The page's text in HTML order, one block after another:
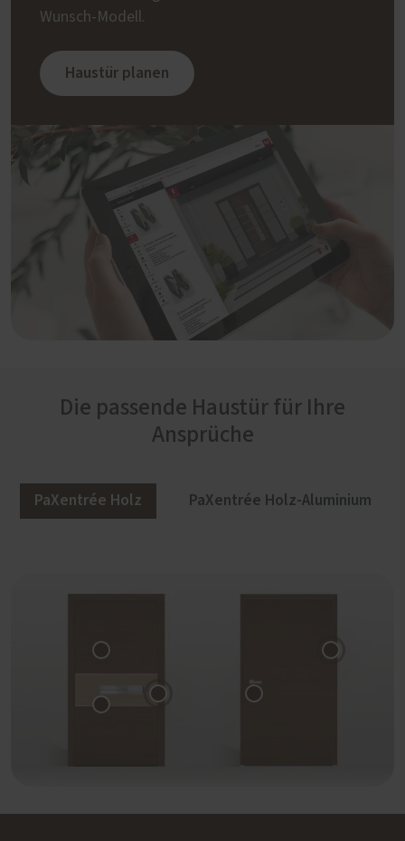
Wunsch-Modell.
Haustür planen
Die passende Haustür für Ihre
Ansprüche
PaXentrée Holz PaXentrée Holz-Aluminium